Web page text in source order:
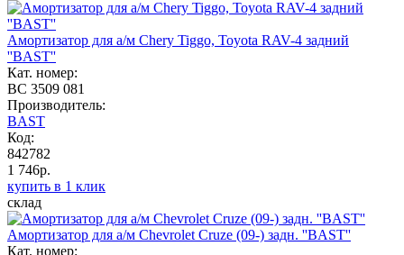
Амортизатор для а/м Chery Tiggo, Toyota RAV-4 задний
''BAST''
Кат. номер:
BC 3509 081
Производитель:
BAST
Код:
842782
1 746р.
купить в 1 клик
склад
Амортизатор для а/м Chevrolet Cruze (09-) задн. ''BAST''
Кат. номер: